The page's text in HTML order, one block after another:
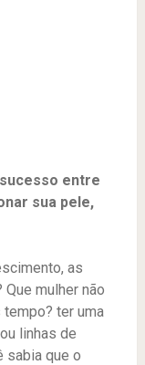
entre
sua pele,
as
mulher não
ter uma
linhas de
sabia que o